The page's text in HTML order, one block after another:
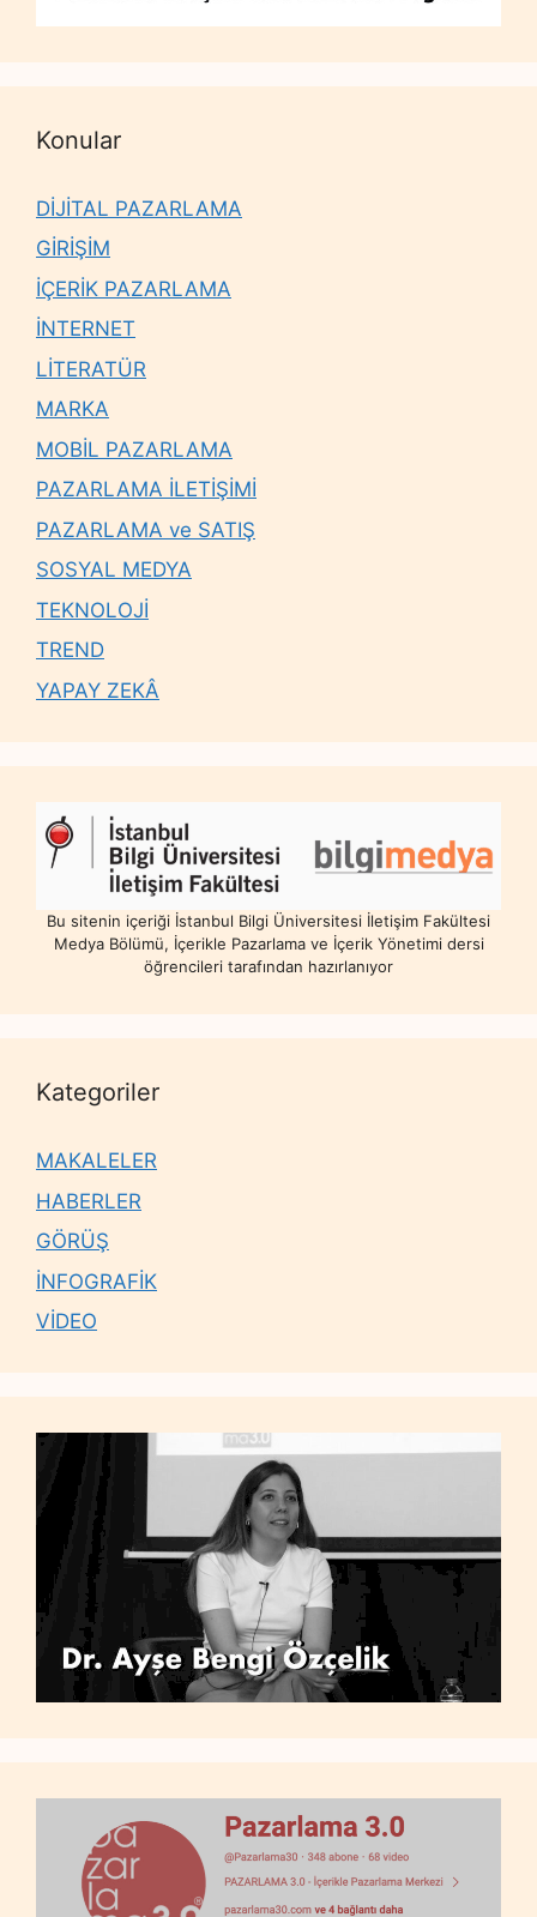
Konular
DİJİTAL PAZARLAMA
GİRİŞİM
İÇERİK PAZARLAMA
İNTERNET
LİTERATÜR
MARKA
MOBİL PAZARLAMA
PAZARLAMA İLETİŞİMİ
PAZARLAMA ve SATIŞ
SOSYAL MEDYA
TEKNOLOJİ
TREND
YAPAY ZEKÂ
Bu sitenin içeriği İstanbul Bilgi Üniversitesi İletişim Fakültesi
Medya Bölümü, İçerikle Pazarlama ve İçerik Yönetimi dersi
öğrencileri tarafından hazırlanıyor
Kategoriler
MAKALELER
HABERLER
GÖRÜŞ
İNFOGRAFİK
VİDEO